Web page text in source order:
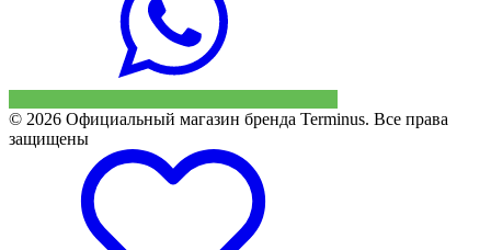
© 2026 Официальный магазин бренда Terminus. Все права
защищены